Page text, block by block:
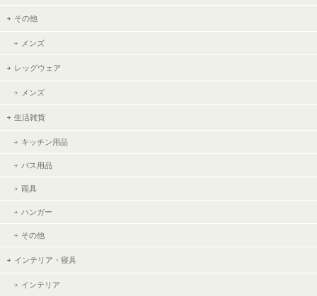
その他
メンズ
レッグウェア
メンズ
生活雑貨
キッチン用品
バス用品
雨具
ハンガー
その他
インテリア・寝具
インテリア